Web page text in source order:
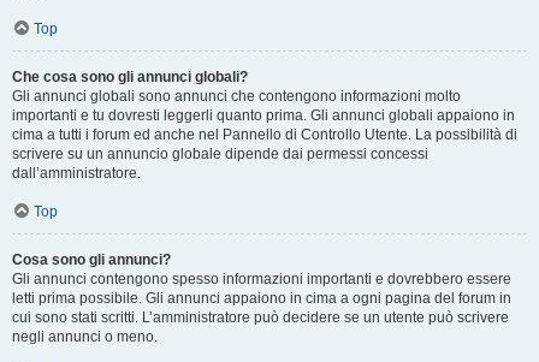
Top
Che cosa sono gli annunci globali?
Gli annunci globali sono annunci che contengono informazioni molto
importanti e tu dovresti leggerli quanto prima. Gli annunci globali appaiono in
cima a tutti i forum ed anche nel Pannello di Controllo Utente. La possibilità di
scrivere su un annuncio globale dipende dai permessi concessi
dall’amministratore.
Top
Cosa sono gli annunci?
Gli annunci contengono spesso informazioni importanti e dovrebbero essere
letti prima possibile. Gli annunci appaiono in cima a ogni pagina del forum in
cui sono stati scritti. L’amministratore può decidere se un utente può scrivere
negli annunci o meno.